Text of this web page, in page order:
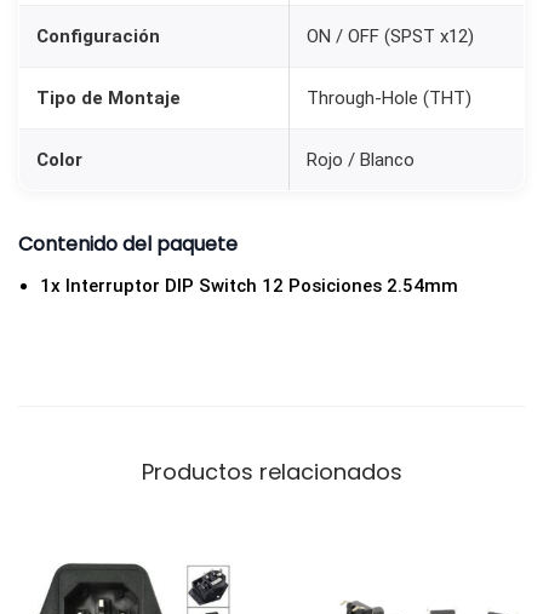
m
m
O
O
F
n
t
Configuración ON / OFF (SPST x12)
Tipo de Montaje Through-Hole (THT)
Color Rojo / Blanco
Contenido del paquete
1x Interruptor DIP Switch 12 Posiciones 2.54mm
Productos relacionados